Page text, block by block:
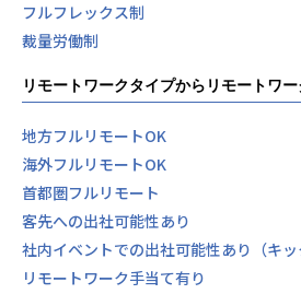
フルフレックス制
裁量労働制
リモートワークタイプからリモートワ
地方フルリモートOK
海外フルリモートOK
首都圏フルリモート
客先への出社可能性あり
社内イベントでの出社可能性あり（キッ
リモートワーク手当て有り